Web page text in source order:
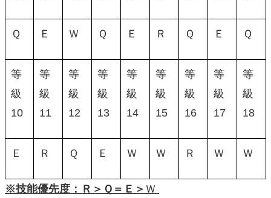
Ｑ Ｅ Ｗ Ｑ Ｅ Ｒ Ｑ Ｅ Ｑ
等
級
10
等
級
11
等
級
12
等
級
13
等
級
14
等
級
15
等
級
16
等
級
17
等
級
18
Ｅ Ｒ Ｑ Ｅ Ｗ Ｗ Ｒ Ｗ Ｗ
※技能優先度：Ｒ＞Ｑ＝Ｅ＞ Ｗ